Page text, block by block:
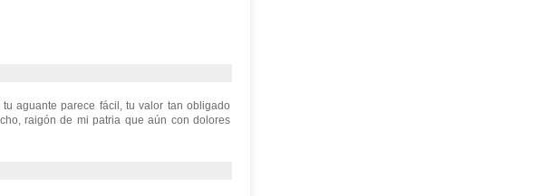
aguante parece fácil, tu valor tan obligado
raigón de mi patria que aún con dolores